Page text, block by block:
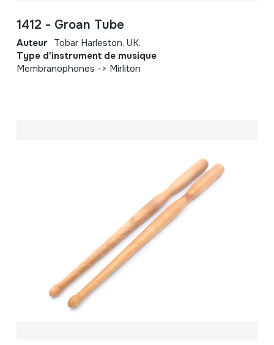
1412 - Groan Tube
Auteur Tobar Harleston. UK.
Type d'instrument de musique
Membranophones -> Mirliton